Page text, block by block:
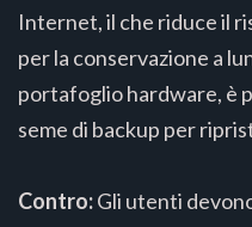
Internet, il che riduce il
per la conservazione a
portafoglio hardware, è
seme di backup per
Contro:Gli utenti